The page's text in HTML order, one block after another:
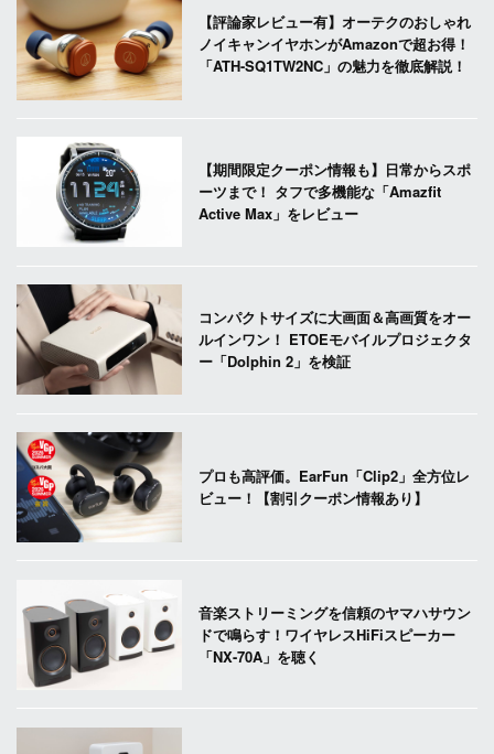
【評論家レビュー有】オーテクのおしゃれ
ノイキャンイヤホンがAmazonで超お得！
「ATH-SQ1TW2NC」の魅力を徹底解説！
【期間限定クーポン情報も】日常からスポ
ーツまで！ タフで多機能な「Amazfit
Active Max」をレビュー
コンパクトサイズに大画面＆高画質をオー
ルインワン！ ETOEモバイルプロジェクタ
ー「Dolphin 2」を検証
プロも高評価。EarFun「Clip2」全方位レ
ビュー！【割引クーポン情報あり】
音楽ストリーミングを信頼のヤマハサウン
ドで鳴らす！ワイヤレスHiFiスピーカー
「NX-70A」を聴く